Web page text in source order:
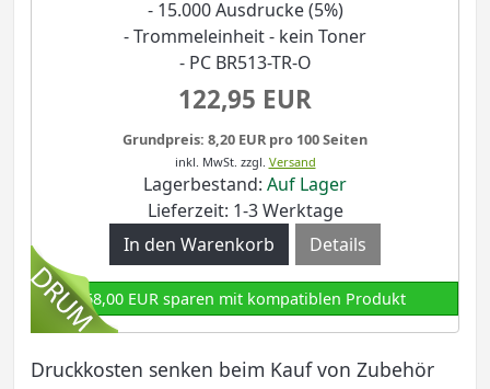
- 15.000 Ausdrucke (5%)
- Trommeleinheit - kein Toner
- PC BR513-TR-O
122,95 EUR
Grundpreis: 8,20 EUR pro 100 Seiten
inkl. MwSt. zzgl. Versand
Lagerbestand: Auf Lager
Lieferzeit: 1-3 Werktage
Details
68,00 EUR sparen mit kompatiblen Produkt
Druckkosten senken beim Kauf von Zubehör